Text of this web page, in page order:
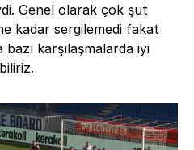
Genel olarak çok şut
kadar sergilemedi fakat
bazı karşılaşmalarda iyi